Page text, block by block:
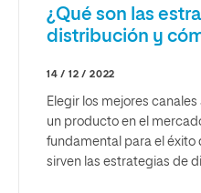
¿Qué son las
distribución y
14 / 12 / 2022
Elegir los mejores
un producto en el
fundamental para el éxito
sirven las estrategias de